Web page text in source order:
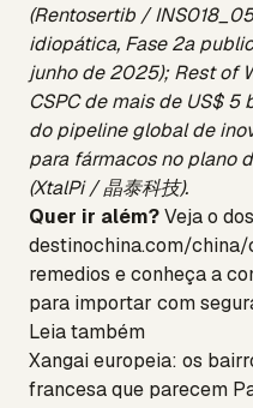
(Rentosertib /
idiopática, Fase 2a
junho de 2025); Rest of
CSPC de mais de US$
do pipeline global de
para fármacos no plano
(XtalPi / 晶泰科技).
Quer ir além?Veja o
destinochina.com/
remedios e conheça a
para importar com
Leia também
Xangai europeia: os
francesa que parecem